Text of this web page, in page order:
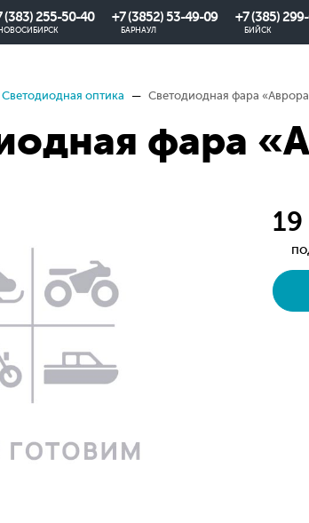
(383) 255-50-40 +7 (3852) 53-49-09
БАРНАУЛ
+7 (385)
БИЙСК
Светодиодная оптика Светодиодная фара
фара